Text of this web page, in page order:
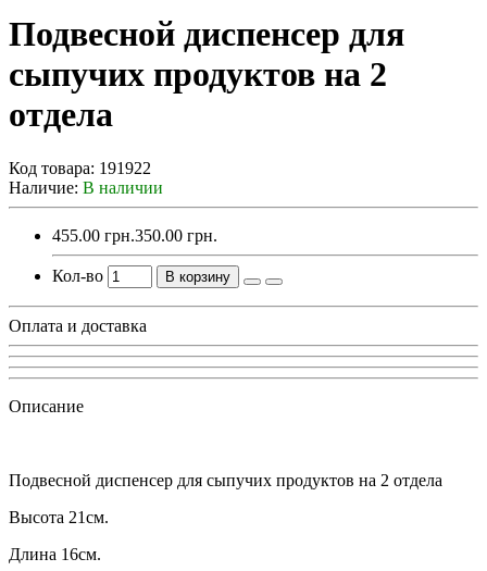
Подвесной диспенсер для
сыпучих продуктов на 2
отдела
Код товара: 191922
Наличие: В наличии
455.00 грн.350.00 грн.
Кол-во В корзину
Оплата и доставка
Описание
Подвесной диспенсер для сыпучих продуктов на 2 отдела
Высота 21см.
Длина 16см.